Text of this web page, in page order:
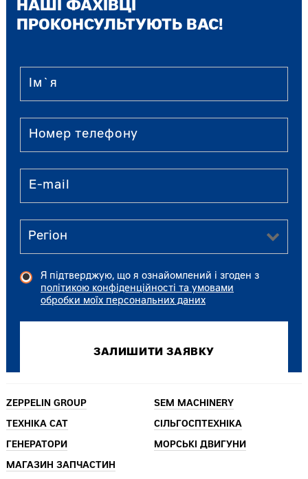
НАШІ ФАХІВЦІ
ПРОКОНСУЛЬТУЮТЬ ВАС!
Я підтверджую, що я ознайомлений і згоден з
політикою конфіденційності та умовами
обробки моїх персональних даних
ZEPPELIN GROUP SEM MACHINERY
ТЕХНІКА CAT СІЛЬГОСПТЕХНІКА
ГЕНЕРАТОРИ МОРСЬКІ ДВИГУНИ
МАГАЗИН ЗАПЧАСТИН